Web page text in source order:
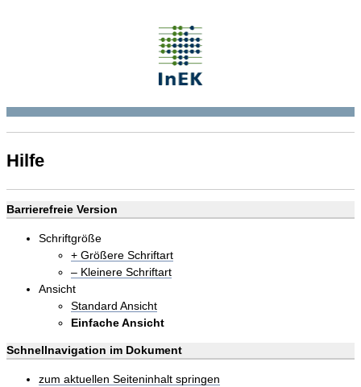
Hilfe
Barrierefreie Version
Schriftgröße
+ Größere Schriftart
– Kleinere Schriftart
Ansicht
Standard Ansicht
Einfache Ansicht
Schnellnavigation im Dokument
zum aktuellen Seiteninhalt springen